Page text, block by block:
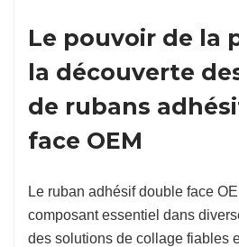
Le pouvoir de la
la découverte
de rubans
face OEM
Le ruban adhésif double face
composant essentiel dans
des solutions de collage fiables